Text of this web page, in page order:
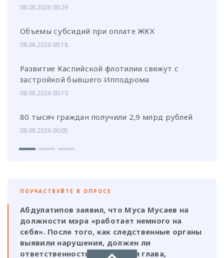
08.08.2026 00:29
Объемы субсидий при оплате ЖКХ
08.08.2026 00:18
Развитие Каспийской флотилии свяжут с
застройкой бывшего Ипподрома
08.08.2026 00:10
80 тысяч граждан получили 2,9 млрд рублей
08.08.2026 00:05
ПОУЧАСТВУЙТЕ В ОПРОСЕ
Абдулатипов заявил, что Муса Мусаев на
должности мэра «работает немного на
себя». После того, как следственные органы
выявили нарушения, должен ли
ответственность нести и сам глава,